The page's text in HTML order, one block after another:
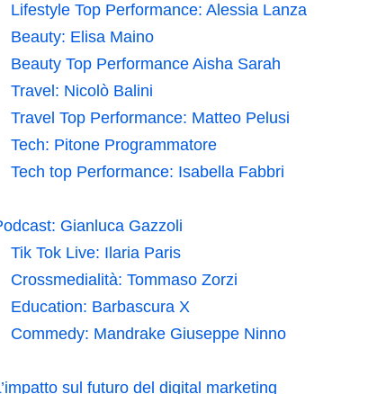
Lifestyle Top Performance: Alessia Lanza
Beauty: Elisa Maino
Beauty Top Performance Aisha Sarah
Travel: Nicolò Balini
Travel Top Performance: Matteo Pelusi
Tech: Pitone Programmatore
Tech top Performance: Isabella Fabbri
Gianluca Gazzoli
Tik Tok Live: Ilaria Paris
Crossmedialità: Tommaso Zorzi
Education: Barbascura X
Commedy: Mandrake Giuseppe Ninno
sul futuro del digital marketing